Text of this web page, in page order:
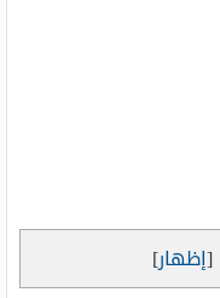
[إظهار]